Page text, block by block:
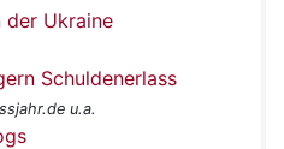
der Ukraine
Schuldenerlass
u.a.